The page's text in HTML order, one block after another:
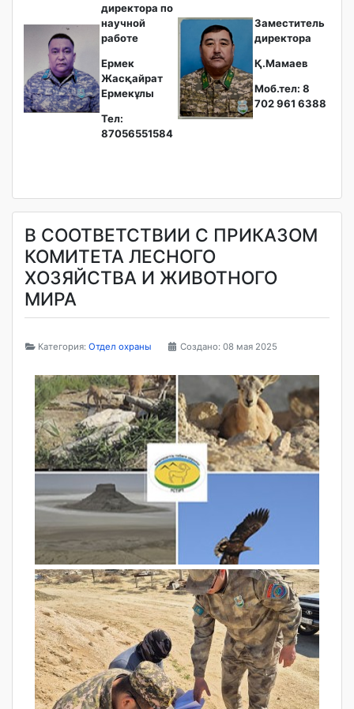
директора по
научной
работе
Ермек
Жасқайрат
Ермекұлы
Тел:
87056551584
Заместитель
директора
Қ.Мамаев
Моб.тел: 8
702 961 6388
В СООТВЕТСТВИИ С ПРИКАЗОМ
КОМИТЕТА ЛЕСНОГО
ХОЗЯЙСТВА И ЖИВОТНОГО
МИРА
Категория:Отдел охраны Создано: 08 мая 2025